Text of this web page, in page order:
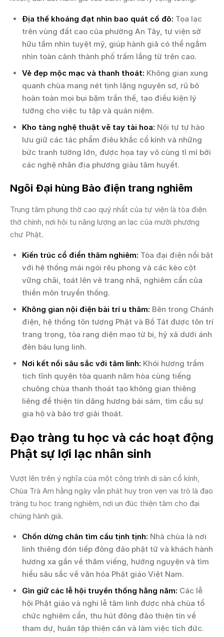
Địa thế khoáng đạt nhìn bao quát cố đô: Tọa lạc
trên vùng đất cao của phường An Tây, tự viện sở
hữu tầm nhìn tuyệt mỹ, giúp hành giả có thể ngắm
nhìn toàn cảnh thành phố trầm lắng từ trên cao.
Vẻ đẹp mộc mạc và thanh thoát: Không gian xung
quanh chùa mang nét tịnh lặng nguyên sơ, rũ bỏ
hoàn toàn mọi bụi bặm trần thế, tạo điều kiện lý
tưởng cho việc tu tập và quán niệm.
Kho tàng nghệ thuật vẽ tay tài hoa: Nội tự tự hào
lưu giữ các tác phẩm điêu khắc cổ kính và những
bức tranh tường lớn, được họa tay vô cùng tỉ mỉ bởi
các nghệ nhân địa phương giàu tâm huyết.
Ngôi Đại hùng Bảo điện trang nghiêm
Trung tâm phụng thờ cao quý nhất của tự viện là tòa điện
thờ chính, nơi hội tụ năng lượng an lạc của mười phương
chư Phật.
Kiến trúc cổ điển thâm nghiêm: Tòa đại điện nổi bật
với hệ thống mái ngói rêu phong và các kèo cột
vững chãi, toát lên vẻ trang nhã, nghiêm cẩn của
thiền môn truyền thống.
Không gian nội điện bài trí u thâm: Bên trong Chánh
điện, hệ thống tôn tượng Phật và Bồ Tát được tôn trí
trang trọng, tỏa rạng diện mạo từ bi, hỷ xả dưới ánh
đèn báu lung linh.
Nơi kết nối sâu sắc với tâm linh: Khói hương trầm
tịch tĩnh quyện tỏa quanh năm hòa cùng tiếng
chuông chùa thanh thoát tạo không gian thiêng
liêng để thiện tín dâng hương bái sám, tìm cầu sự
gia hộ và bảo trợ giải thoát.
Đạo tràng tu học và các hoạt động
Phật sự lợi lạc nhân sinh
Vượt lên trên ý nghĩa của một công trình di sản cổ kính,
Chùa Trà Am hằng ngày vẫn phát huy trọn vẹn vai trò là đạo
tràng tu học trang nghiêm, nơi un đúc thiện tâm cho đại
chúng hành giả.
Chốn dừng chân tìm cầu tịnh tịnh: Nhà chùa là nơi
linh thiêng đón tiếp đông đảo phật tử và khách hành
hương xa gần về thăm viếng, hướng nguyện và tìm
hiểu sâu sắc về văn hóa Phật giáo Việt Nam.
Gìn giữ các lễ hội truyền thống hằng năm: Các lễ
hội Phật giáo và nghi lễ tâm linh được nhà chùa tổ
chức nghiêm cẩn, thu hút đông đảo thiện tín về
tham dự, huân tập thiện căn và làm việc tích đức.